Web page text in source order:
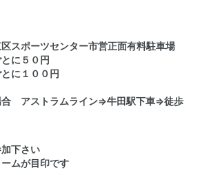
スポーツセンター市営正面有料駐車場
に５０円
に１００円
合 アストラムライン⇒牛田駅下車⇒徒歩
下さい
ムが目印です